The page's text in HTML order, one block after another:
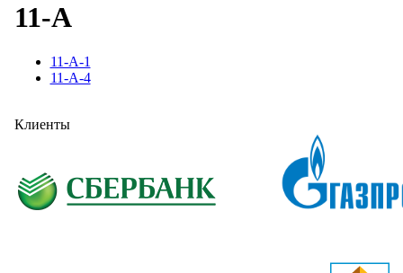
11-A
11-A-1
11-A-4
Клиенты